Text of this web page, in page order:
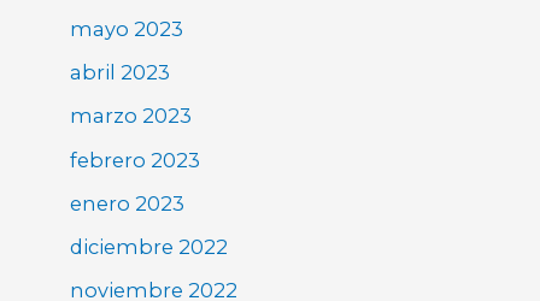
mayo 2023
abril 2023
marzo 2023
febrero 2023
enero 2023
diciembre 2022
noviembre 2022